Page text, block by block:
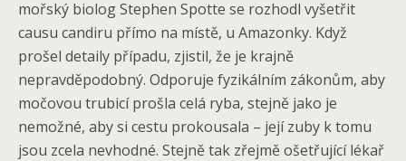
mořský biolog Stephen Spotte se rozhodl vyšetřit
causu candiru přímo na místě, u Amazonky. Když
prošel detaily případu, zjistil, že je krajně
nepravděpodobný. Odporuje fyzikálním zákonům, aby
močovou trubicí prošla celá ryba, stejně jako je
nemožné, aby si cestu prokousala – její zuby k tomu
jsou zcela nevhodné. Stejně tak zřejmě ošetřující lékař